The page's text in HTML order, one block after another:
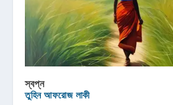
স্বপ্ন
তুহিন আফরোজ লাকী